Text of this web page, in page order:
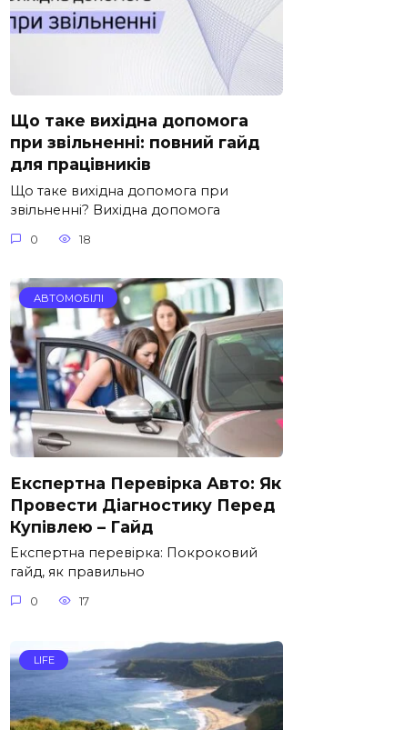
Що таке вихідна допомога
при звільненні: повний гайд
для працівників
Що таке вихідна допомога при
звільненні? Вихідна допомога
0 18
АВТОМОБІЛІ
Експертна Перевірка Авто: Як
Провести Діагностику Перед
Купівлею – Гайд
Експертна перевірка: Покроковий
гайд, як правильно
0 17
LIFE